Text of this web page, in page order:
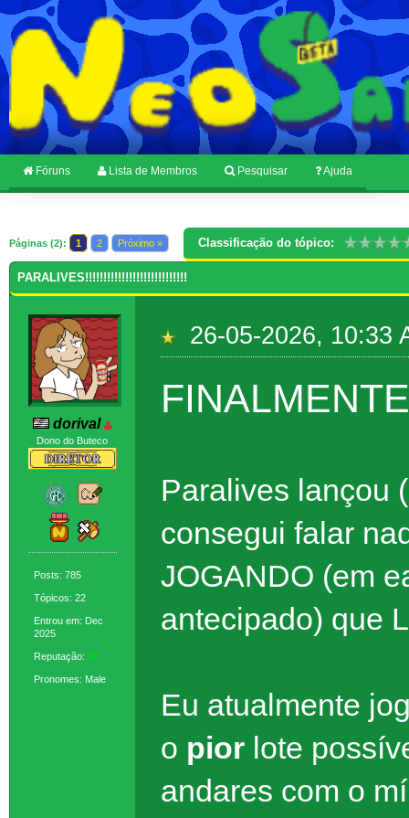
Fóruns Lista de Membros Pesquisar Ajuda
Páginas (2): 1 2 Próximo » Classificação do tópico:
PARALIVES!!!!!!!!!!!!!!!!!!!!!!!!!!!!
dorival
Dono do Buteco
Posts: 785
Tópicos: 22
Entrou em: Dec
2025
Reputação: 37
Pronomes: Male
26-05-2026, 10:33
FINALMENTE
Paralives lançou
consegui falar
JOGANDO (em
antecipado) que
Eu atualmente
o piorlote
andares com o